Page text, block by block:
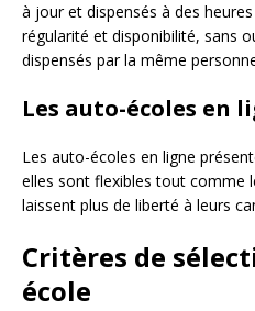
à jour et dispensés à des
régularité et disponibilité, sans
dispensés par la même
Les auto-écoles en
Les auto-écoles en ligne
elles sont flexibles tout comme
laissent plus de liberté à leurs
Critères de
école